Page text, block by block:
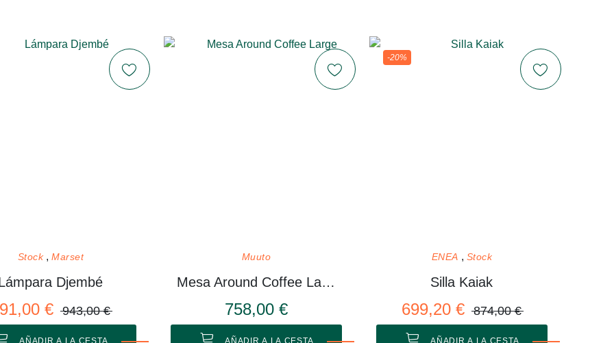
Stock Marset
Djembé
€ 943,00 €
AÑADIR A LA CESTA
Muuto
Mesa Around Coffee Large
758,00 €
AÑADIR A LA CESTA
-20%
ENEA Stock
Silla Kaiak
699,20 € 874,00 €
AÑADIR A LA CESTA